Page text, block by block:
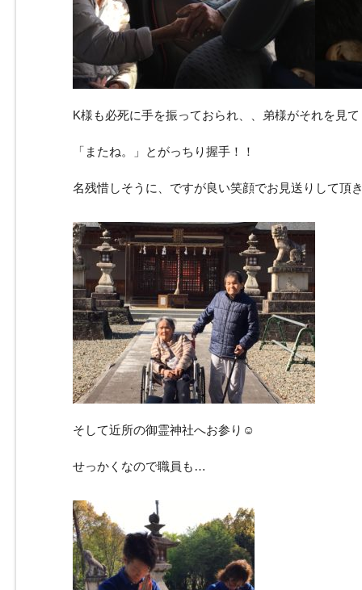
K様も必死に手を振っておられ、、弟様がそれを見て
「またね。」とがっちり握手！！
名残惜しそうに、ですが良い笑顔でお見送りして頂
そして近所の御霊神社へお参り☺
せっかくなので職員も…